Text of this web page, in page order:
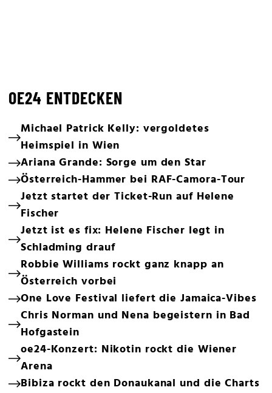
OE24 ENTDECKEN
Michael Patrick Kelly: vergoldetes
Heimspiel in Wien
Ariana Grande: Sorge um den Star
Österreich-Hammer bei RAF-Camora-Tour
Jetzt startet der Ticket-Run auf Helene
Fischer
Jetzt ist es fix: Helene Fischer legt in
Schladming drauf
Robbie Williams rockt ganz knapp an
Österreich vorbei
One Love Festival liefert die Jamaica-Vibes
Chris Norman und Nena begeistern in Bad
Hofgastein
oe24-Konzert: Nikotin rockt die Wiener
Arena
Bibiza rockt den Donaukanal und die Charts